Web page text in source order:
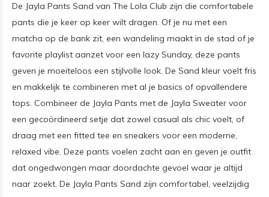
De Jayla Pants Sand van The Lola Club zijn die comfortabele
pants die je keer op keer wilt dragen. Of je nu met een
matcha op de bank zit, een wandeling maakt in de stad of je
favorite playlist aanzet voor een lazy Sunday, deze pants
geven je moeiteloos een stijlvolle look. De Sand kleur voelt fris
en makkelijk te combineren met al je basics of opvallendere
tops. Combineer de Jayla Pants met de Jayla Sweater voor
een gecoördineerd setje dat zowel casual als chic voelt, of
draag met een fitted tee en sneakers voor een moderne,
relaxed vibe. Deze pants voelen zacht aan en geven je outfit
dat ongedwongen maar doordachte gevoel waar je altijd
naar zoekt. De Jayla Pants Sand zijn comfortabel, veelzijdig